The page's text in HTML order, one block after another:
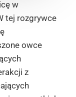
w
tej rozgrywce
owce
z